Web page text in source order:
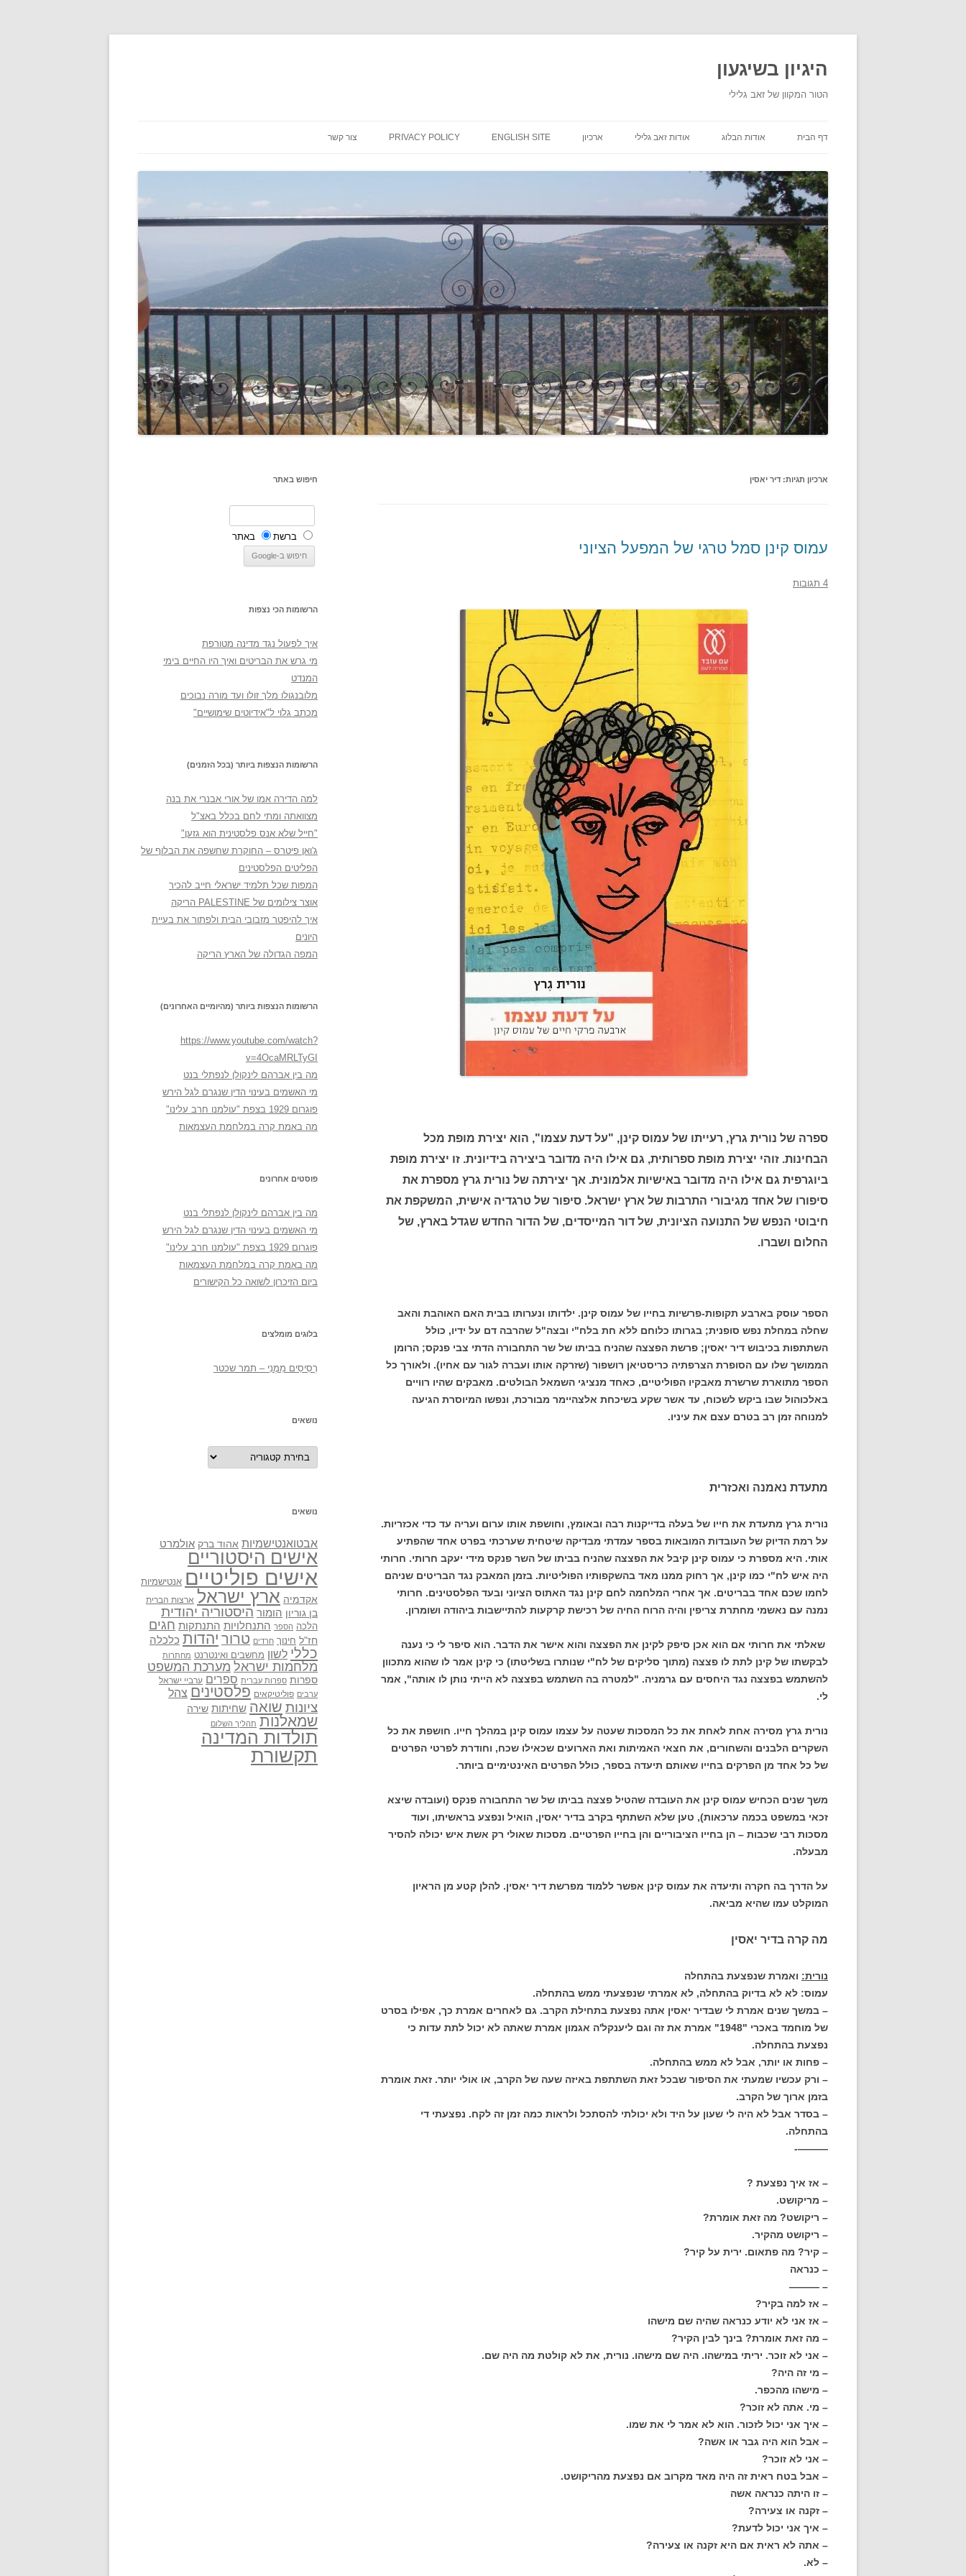
היגיון בשיגעון
הטור המקוון של זאב גלילי
דף הבית אודות הבלוג אודות זאב גלילי ארכיון ENGLISH SITE
PRIVACY POLICY צור קשר
ארכיון תגיות: דיר יאסין
עמוס קינן סמל טרגי של המפעל הציוני
4 תגובות
ספרה של נורית גרץ, רעייתו של עמוס קינן, "על דעת עצמו", הוא יצירת מופת מכל
הבחינות. זוהי יצירת מופת ספרותית, גם אילו היה מדובר ביצירה בידיונית. זו יצירת מופת
ביוגרפית גם אילו היה מדובר באישיות אלמונית. אך יצירתה של נורית גרץ מספרת את
סיפורו של אחד מגיבורי התרבות של ארץ ישראל. סיפור של טרגדיה אישית, המשקפת את
חיבוטי הנפש של התנועה הציונית, של דור המייסדים, של הדור החדש שגדל בארץ, של
החלום ושברו.
הספר עוסק בארבע תקופות-פרשיות בחייו של עמוס קינן. ילדותו ונערותו בבית האם האוהבת והאב
שחלה במחלת נפש סופנית; בגרותו כלוחם ללא חת בלח"י ובצה"ל שהרבה דם על ידיו, כולל
השתתפות בכיבוש דיר יאסין; פרשת הפצצה שהניח בביתו של שר התחבורה הדתי צבי פנקס; הרומן
הממושך שלו עם הסופרת הצרפתיה כריסטיאן רושפור (שזרקה אותו ועברה לגור עם אחיו). ולאורך כל
הספר מתוארת שרשרת מאבקיו הפוליטיים, כאחד מנציגי השמאל הבולטים. מאבקים שהיו רוויים
באלכוהול שבו ביקש לשכוח, עד אשר שקע בשיכחת אלצהיימר מבורכת, ונפשו המיוסרת הגיעה
למנוחה זמן רב בטרם עצם את עיניו.
מתעדת נאמנה ואכזרית
נורית גרץ מתעדת את חייו של בעלה בדייקנות רבה ובאומץ, וחושפת אותו ערום ועריה עד כדי אכזריות.
על רמת הדיוק של העובדות המובאות בספר עמדתי מבדיקה שיטחית שערכתי בפרט אחד שהפתיע
אותי. היא מספרת כי עמוס קינן קיבל את הפצצה שהניח בביתו של השר פנקס מידי יעקב חרותי. חרותי
היה איש לח"י כמו קינן, אך רחוק ממנו מאד בהשקפותיו הפוליטיות. בזמן המאבק נגד הבריטים שניהם
לחמו שכם אחד בבריטים. אך אחרי המלחמה לחם קינן נגד האתוס הציוני ובעד הפלסטינים. חרותי
נמנה עם נאשמי מחתרת צריפין והיה הרוח החיה של רכישת קרקעות להתיישבות ביהודה ושומרון.
שאלתי את חרותי אם הוא אכן סיפק לקינן את הפצצה והוא אישר את הדבר. הוא סיפר לי כי נענה
לבקשתו של קינן לתת לו פצצה (מתוך סליקים של לח"י שנותרו בשליטתו) כי קינן אמר לו שהוא מתכוון
להשתמש בפצצה נגד היחסים עם גרמניה. "למטרה בה השתמש בפצצה לא הייתי נותן לו אותה", אמר
לי.
נורית גרץ מסירה אחת לאחת את כל המסכות שעטה על עצמו עמוס קינן במהלך חייו. חושפת את כל
השקרים הלבנים והשחורים, את חצאי האמיתות ואת הארועים שכאילו שכח, וחודרת לפרטי הפרטים
של כל אחד מן הפרקים בחייו שאותם תיעדה בספר, כולל הפרטים האינטימיים ביותר.
משך שנים הכחיש עמוס קינן את העובדה שהטיל פצצה בביתו של שר התחבורה פנקס (ועובדה שיצא
זכאי במשפט בכמה ערכאות), טען שלא השתתף בקרב בדיר יאסין, הואיל ונפצע בראשיתו, ועוד
מסכות רבי שכבות – הן בחייו הציבוריים והן בחייו הפרטיים. מסכות שאולי רק אשת איש יכולה להסיר
מבעלה.
על הדרך בה חקרה ותיעדה את עמוס קינן אפשר ללמוד מפרשת דיר יאסין. להלן קטע מן הראיון
המוקלט עמו שהיא מביאה.
מה קרה בדיר יאסין
נורית: ואמרת שנפצעת בהתחלה
עמוס: לא לא בדיוק בהתחלה, לא אמרתי שנפצעתי ממש בהתחלה.
– במשך שנים אמרת לי שבדיר יאסין אתה נפצעת בתחילת הקרב. גם לאחרים אמרת כך, אפילו בסרט
של מוחמד באכרי "1948" אמרת את זה וגם ליענקל'ה אגמון אמרת שאתה לא יכול לתת עדות כי
נפצעת בהתחלה.
– פחות או יותר, אבל לא ממש בהתחלה.
– ורק עכשיו שמעתי את הסיפור שבכל זאת השתתפת באיזה שעה של הקרב, או אולי יותר. זאת אומרת
בזמן ארוך של הקרב.
– בסדר אבל לא היה לי שעון על היד ולא יכולתי להסתכל ולראות כמה זמן זה לקח. נפצעתי די
בהתחלה.
———-
– אז איך נפצעת ?
– מריקושט.
– ריקושט? מה זאת אומרת?
– ריקושט מהקיר.
– קיר? מה פתאום. ירית על קיר?
– כנראה
– ———
– אז למה בקיר?
– אז אני לא יודע כנראה שהיה שם מישהו
– מה זאת אומרת? בינך לבין הקיר?
– אני לא זוכר. יריתי במישהו. היה שם מישהו. נורית, את לא קולטת מה היה שם.
– מי זה היה?
– מישהו מהכפר.
– מי. אתה לא זוכר?
– איך אני יכול לזכור. הוא לא אמר לי את שמו.
– אבל הוא היה גבר או אשה?
– אני לא זוכר?
– אבל בטח ראית זה היה מאד מקרוב אם נפצעת מהריקושט.
– זו היתה כנראה אשה
– זקנה או צעירה?
– איך אני יכול לדעת?
– אתה לא ראית אם היא זקנה או צעירה?
– לא.
חיפוש באתר
ברשת באתר
הרשומות הכי נצפות
איך לפעול נגד מדינה מטורפת
מי גרש את הבריטים ואיך היו החיים בימי
המנדט
מלובנגולו מלך זולו ועד מורה נבוכים
מכתב גלוי ל"אידיוטים שימושיים"
הרשומות הנצפות ביותר (בכל הזמנים)
למה הדירה אמו של אורי אבנרי את בנה
מצוואתה ומתי לחם בכלל באצ"ל
"חייל שלא אנס פלסטינית הוא גזען"
ג'ואן פיטרס – החוקרת שחשפה את הבלוף של
הפליטים הפלסטינים
המפות שכל תלמיד ישראלי חייב להכיר
אוצר צילומים של PALESTINE הריקה
איך להיפטר מזבובי הבית ולפתור את בעיית
היונים
המפה הגדולה של הארץ הריקה
הרשומות הנצפות ביותר (מהיומיים האחרונים)
https://www.youtube.com/watch?
v=4OcaMRLTyGI
מה בין אברהם לינקולן לנפתלי בנט
מי האשמים בעינוי הדין שנגרם לגל הירש
פוגרום 1929 בצפת "עולמנו חרב עלינו"
מה באמת קרה במלחמת העצמאות
פוסטים אחרונים
מה בין אברהם לינקולן לנפתלי בנט
מי האשמים בעינוי הדין שנגרם לגל הירש
פוגרום 1929 בצפת "עולמנו חרב עלינו"
מה באמת קרה במלחמת העצמאות
ביום הזיכרון לשואה כל הקישורים
בלוגים מומלצים
רְסִיסִים מִמֶנִי – תמר שכטר
נושאים
נושאים
נושאים
אבטואנטישמיות אהוד ברק אולמרט
אישים היסטוריים
אישים פוליטיים אנטישמיות
אקדמיה ארץ ישראל ארצות הברית
בן גוריון הומור היסטוריה יהודית
הלכה הספר התנחלויות התנתקות חגים
חז"ל חינוך חרדים טרור יהדות כלכלה
כללי לשון מחשבים ואינטרנט מחתרות
מלחמות ישראל מערכת המשפט
ספרות ספרות עברית ספרים ערביי ישראל
ערבים פוליטיקאים פלסטינים צהל
ציונות שואה שחיתות שירה
שמאלנות תהליך השלום
תולדות המדינה
תקשורת